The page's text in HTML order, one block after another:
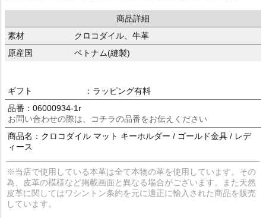
商品詳細
素材
クロコダイル、牛革
原産国
ベトナム(縫製)
ギフト
：ラッピング有料
品番：06000934-1r
お問い合わせの際は、コチラの品番をお伝えください
商品名：クロコダイル マット キーホルダー / ゴールド金具 / レデ
ィース
※当店で使用している本革は全て本物の革を使用しています。その
為、皮革の模様など掲載画面と異なる場合がございます。また天然
皮革に関してはワシントン条約を元に適正に輸入された商品を販売
しています。